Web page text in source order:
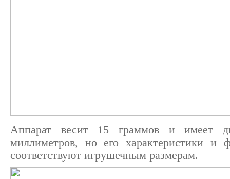
Аппарат весит 15 граммов и имеет
миллиметров, но его характеристики и
соответствуют игрушечным размерам.